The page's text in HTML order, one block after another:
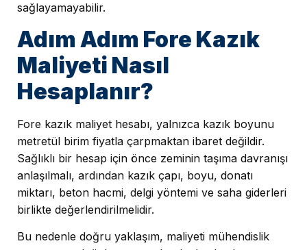
sağlayamayabilir.
Adım Adım Fore Kazık
Maliyeti Nasıl
Hesaplanır?
Fore kazık maliyet hesabı, yalnızca kazık boyunu
metretül birim fiyatla çarpmaktan ibaret değildir.
Sağlıklı bir hesap için önce zeminin taşıma davranışı
anlaşılmalı, ardından kazık çapı, boyu, donatı
miktarı, beton hacmi, delgi yöntemi ve saha giderleri
birlikte değerlendirilmelidir.
Bu nedenle doğru yaklaşım, maliyeti mühendislik